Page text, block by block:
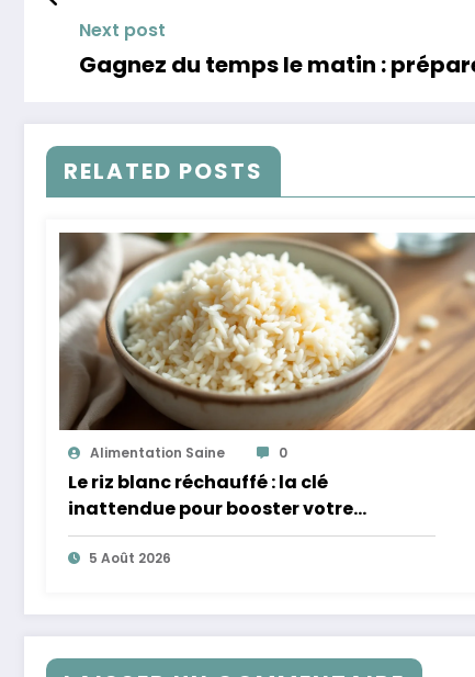
Next post
Gagnez du temps le matin :
RELATED POSTS
Alimentation Saine 0
Le riz blanc réchauffé : la clé
inattendue pour booster votre
microbiote
5 Août 2026